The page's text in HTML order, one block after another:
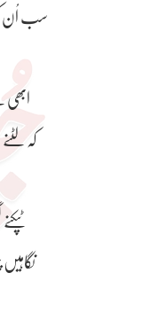
سب اُن
ابھی
کہ